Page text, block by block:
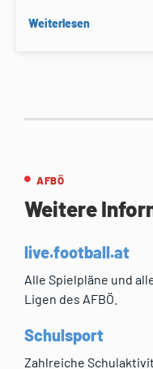
Weiterlesen
AFBÖ
Weitere
live.football.at
Alle Spielpläne und
Ligen des AFBÖ.
Schulsport
Zahlreiche